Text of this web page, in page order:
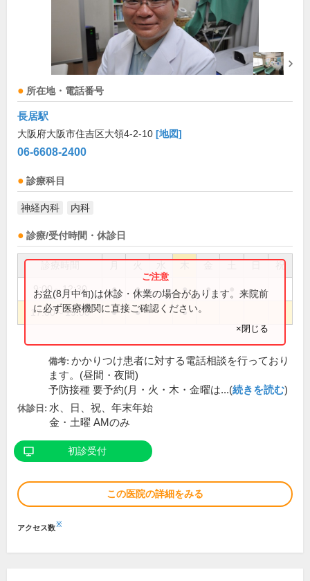
所在地・電話番号
長居駅
大阪府大阪市住吉区大領4-2-10 [地図]
06-6608-2400
診療科目
神経内科 内科
診療/受付時間・休診日
祝
9:00～12:30 ● ● ● ●
17:00～19:00 ● ● ●
お盆(8月中旬)は休診・休業の場合があります。来院前
に必ず医療機関に直接ご確認ください。
×閉じる
備考: かかりつけ患者に対する電話相談を行っており
ます。(昼間・夜間)
予防接種 要予約(月・火・木・金曜は...(続きを読む)
休診日: 水、日、祝、年末年始
金・土曜 AMのみ
初診受付
この医院の詳細をみる
アクセス数※